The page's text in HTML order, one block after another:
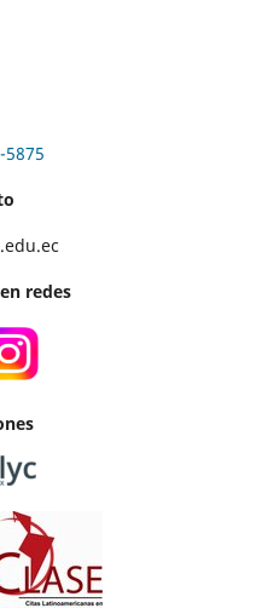
5875
redes